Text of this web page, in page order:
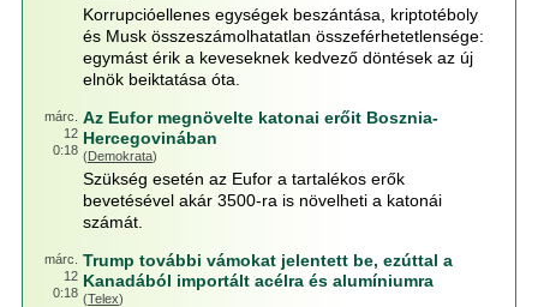
Korrupcióellenes egységek beszántása, kriptotéboly
és Musk összeszámolhatatlan összeférhetetlensége:
egymást érik a keveseknek kedvező döntések az új
elnök beiktatása óta.
márc.
12
0:18
Az Eufor megnövelte katonai erőit Bosznia-
Hercegovinában
(Demokrata)
Szükség esetén az Eufor a tartalékos erők
bevetésével akár 3500-ra is növelheti a katonái
számát.
márc.
12
0:18
Trump további vámokat jelentett be, ezúttal a
Kanadából importált acélra és alumíniumra
(Telex)